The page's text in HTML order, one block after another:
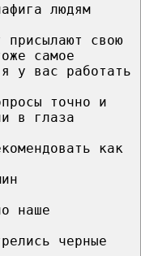
людям
свою
самое
вас работать
точно и
в глаза
как
наше
черные